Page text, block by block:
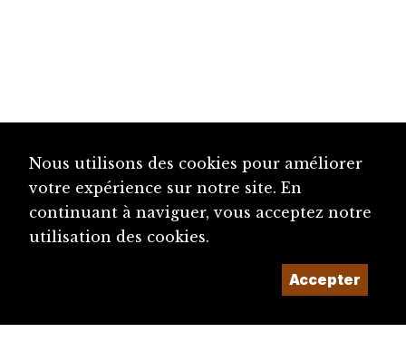
Nous utilisons des cookies pour améliorer
votre expérience sur notre site. En
continuant à naviguer, vous acceptez notre
utilisation des cookies.
Accepter